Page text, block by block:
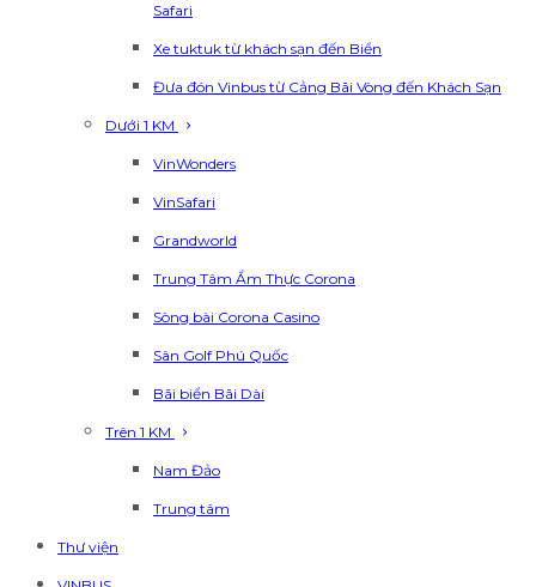
Safari
Xe tuktuk từ khách sạn đến Biển
Đưa đón Vinbus từ Cảng Bãi Vòng đến Khách Sạn
Dưới 1 KM
VinWonders
VinSafari
Grandworld
Trung Tâm Ẩm Thực Corona
Sòng bài Corona Casino
Sân Golf Phú Quốc
Bãi biển Bãi Dài
Trên 1 KM
Nam Đảo
Trung tâm
Thư viện